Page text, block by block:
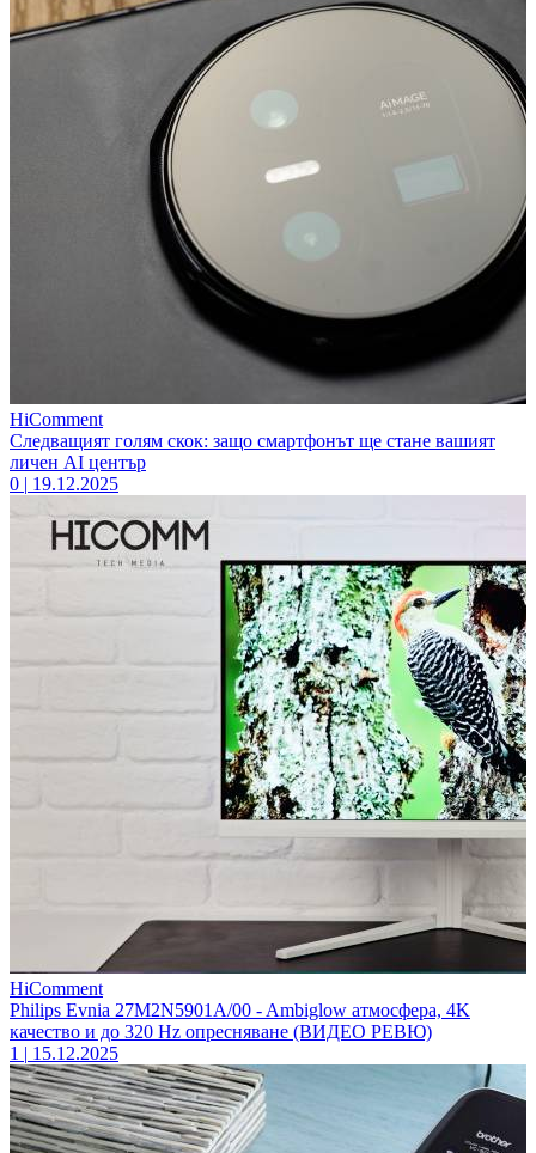
HiComment
Следващият голям скок: защо смартфонът ще стане вашият
личен AI център
0 | 19.12.2025
HiComment
Philips Evnia 27M2N5901A/00 - Ambiglow атмосфера, 4K
качество и до 320 Hz опресняване (ВИДЕО РЕВЮ)
1 | 15.12.2025